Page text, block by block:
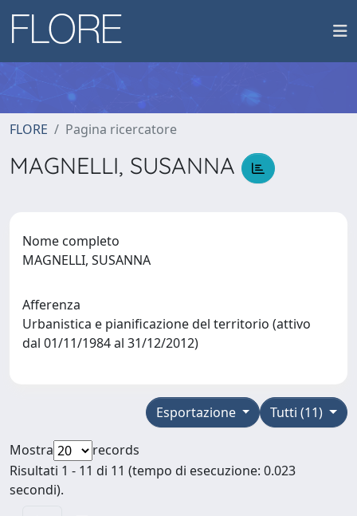
FLORE Pagina ricercatore
MAGNELLI, SUSANNA
Nome completo
MAGNELLI, SUSANNA
Afferenza
Urbanistica e pianificazione del territorio (attivo
dal 01/11/1984 al 31/12/2012)
Tutti (11)
Esportazione
Mostra
records
Risultati 1 - 11 di 11 (tempo di esecuzione: 0.023
secondi).